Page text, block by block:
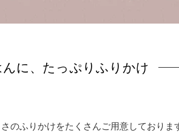
に、たっぷりふりかけ
のふりかけをたくさんご用意しておりま